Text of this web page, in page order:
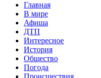
Главная
В мире
Афиша
ДТП
Интересное
История
Общество
Погода
Происшествия